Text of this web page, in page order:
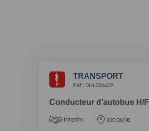
TRANSPORT
Réf : 0NI-326609
Conducteur d’autobus H/F
Interim lacaune